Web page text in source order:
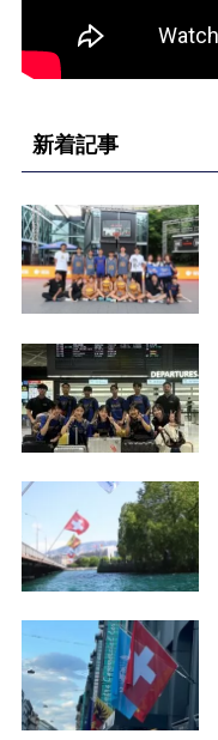
新着記事